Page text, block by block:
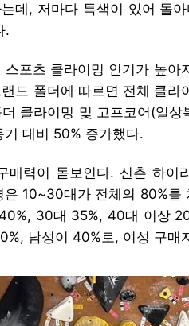
데, 저마다 특색이 있어 돌
.
스포츠 클라이밍 인기가 높
드 폴더에 따르면 전체 클
클라이밍 및 고프코어(일
대비 50% 증가했다.
매력이 돋보인다. 신촌 하이
은 10~30대가 전체의 80%를
30대 35%, 40대 이상
남성이 40%로, 여성 구매